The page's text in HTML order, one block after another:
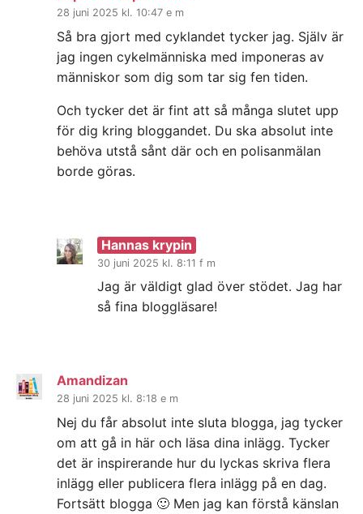
28 juni 2025 kl. 10:47 e m
Så bra gjort med cyklandet tycker jag. Själv är
jag ingen cykelmänniska med imponeras av
människor som dig som tar sig fen tiden.
Och tycker det är fint att så många slutet upp
för dig kring bloggandet. Du ska absolut inte
behöva utstå sånt där och en polisanmälan
borde göras.
Hannas krypin
30 juni 2025 kl. 8:11 f m
Jag är väldigt glad över stödet. Jag har
så fina bloggläsare!
Amandizan
28 juni 2025 kl. 8:18 e m
Nej du får absolut inte sluta blogga, jag tycker
om att gå in här och läsa dina inlägg. Tycker
det är inspirerande hur du lyckas skriva flera
inlägg eller publicera flera inlägg på en dag.
Fortsätt blogga 🙂 Men jag kan förstå känslan